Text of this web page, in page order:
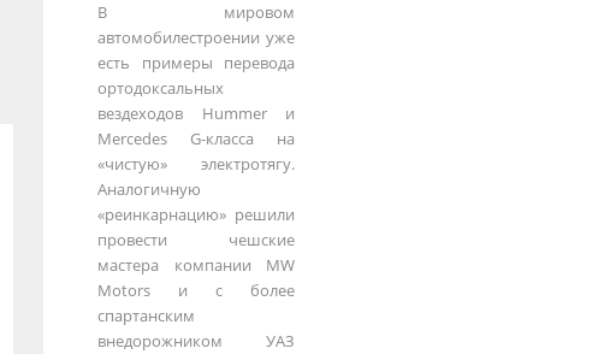
В мировом
автомобилестроении уже
есть примеры перевода
ортодоксальных
вездеходов Hummer и
Mercedes G-класса на
«чистую» электротягу.
Аналогичную
«реинкарнацию» решили
провести чешские
мастера компании MW
Motors и с более
спартанским
внедорожником УАЗ